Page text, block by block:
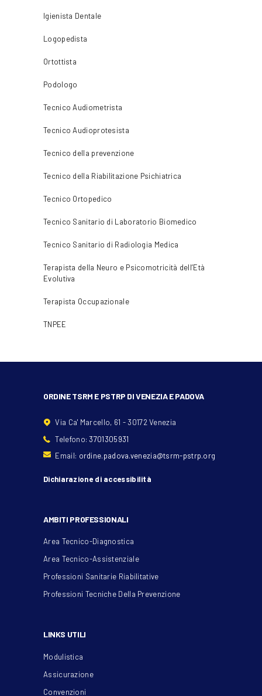
Igienista Dentale
Logopedista
Ortottista
Podologo
Tecnico Audiometrista
Tecnico Audioprotesista
Tecnico della prevenzione
Tecnico della Riabilitazione Psichiatrica
Tecnico Ortopedico
Tecnico Sanitario di Laboratorio Biomedico
Tecnico Sanitario di Radiologia Medica
Terapista della Neuro e Psicomotricità dell’Età
Evolutiva
Terapista Occupazionale
TNPEE
ORDINE TSRM E PSTRP DI VENEZIA E PADOVA
Via Ca' Marcello, 61 - 30172 Venezia
Telefono:3701305931
Email: ordine.padova.venezia@tsrm-pstrp.org
Dichiarazione di accessibilità
AMBITI PROFESSIONALI
Area Tecnico-Diagnostica
Area Tecnico-Assistenziale
Professioni Sanitarie Riabilitative
Professioni Tecniche Della Prevenzione
LINKS UTILI
Modulistica
Assicurazione
Convenzioni